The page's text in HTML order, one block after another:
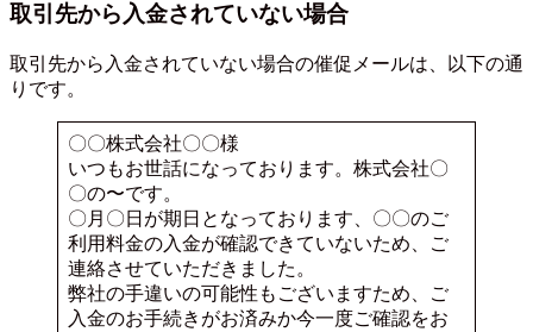
取引先から入金されていない場合
取引先から入金されていない場合の催促メールは、以下の通
りです。
〇〇株式会社〇〇様
いつもお世話になっております。株式会社〇
〇の〜です。
〇月〇日が期日となっております、〇〇のご
利用料金の入金が確認できていないため、ご
連絡させていただきました。
弊社の手違いの可能性もございますため、ご
入金のお手続きがお済みか今一度ご確認をお